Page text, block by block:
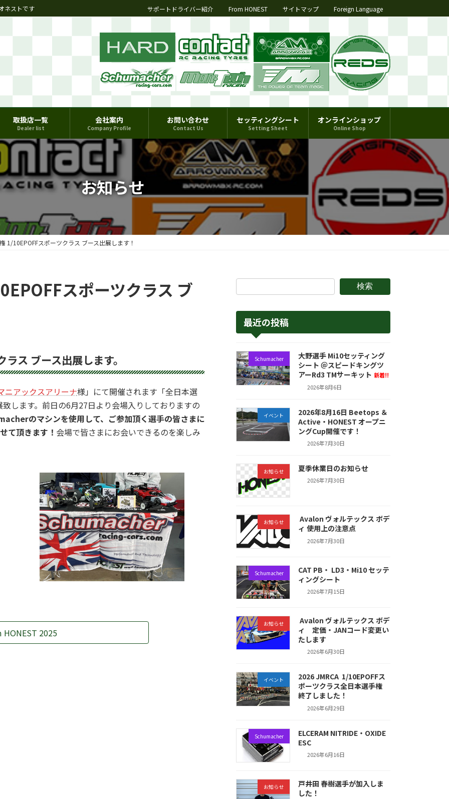
ネストです サポートドライバー紹介 From HONEST サイトマップ Foreign Language
取扱店一覧
Dealer list
会社案内
Company Profile
お問い合わせ
Contact Us
セッティングシート
Setting Sheet
オンラインショップ
Online Shop
お知らせ
1/10EPOFFスポーツクラス ブース出展します！
スポーツクラス ブ
ス ブース出展します。
ニアックスアリーナ様」にて開催されます「全日本選
します。前日の6月27日より会場入りしておりますの
のマシンを使用して、ご参加頂く選手の皆さまに
て頂きます！ 会場で皆さまにお会いできるのを楽しみ
HONEST 2025
検索
最近の投稿
Schumacher
大野選手 Mi10セッティング
シート ＠スピードキングツ
アーRd3 TMサーキット 新着!!
2026年8月6日
イベント
2026年8月16日 Beetops ＆
Active・HONEST オープニ
ングCup開催です！
2026年7月30日
お知らせ 夏季休業日のお知らせ
2026年7月30日
お知らせ
Avalon ヴォルテックス ボデ
ィ 使用上の注意点
2026年7月30日
Schumacher
CAT PB・ LD3・Mi10 セッテ
ィングシート
2026年7月15日
お知らせ
Avalon ヴォルテックス ボデ
ィ 定価・JANコード変更い
たします
2026年6月30日
イベント
2026 JMRCA 1/10EPOFFス
ポーツクラス全日本選手権
終了しました！
2026年6月29日
Schumacher
ELCERAM NITRIDE・OXIDE
ESC
2026年6月16日
お知らせ
戸井田 春樹選手が加入しま
した！